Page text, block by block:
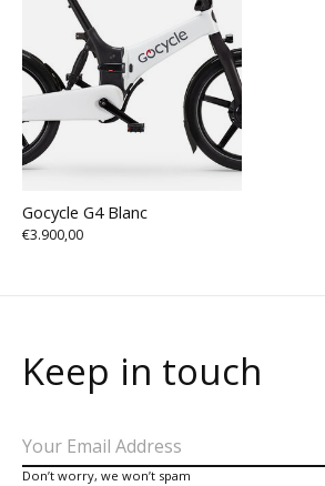
Gocycle G4 Blanc
€3.900,00
Keep in touch
Don’t worry, we won’t spam